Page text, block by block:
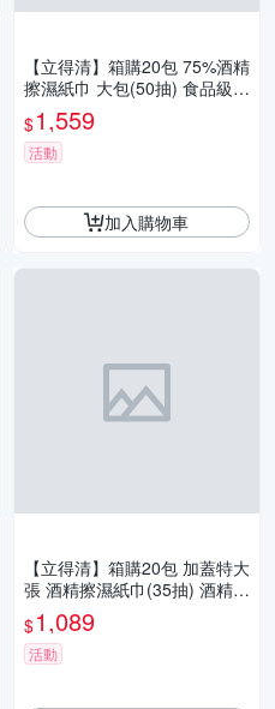
【立得清】箱購20包 75%酒精
擦濕紙巾 大包(50抽) 食品級酒
精 酒精布 酒精濕巾 清潔抗菌
擦拭無水痕
$1,559
活動
加入購物車
【立得清】箱購20包 加蓋特大
張 酒精擦濕紙巾(35抽) 酒精布
酒精濕巾 清潔抗菌 擦拭無水
痕
$1,089
活動